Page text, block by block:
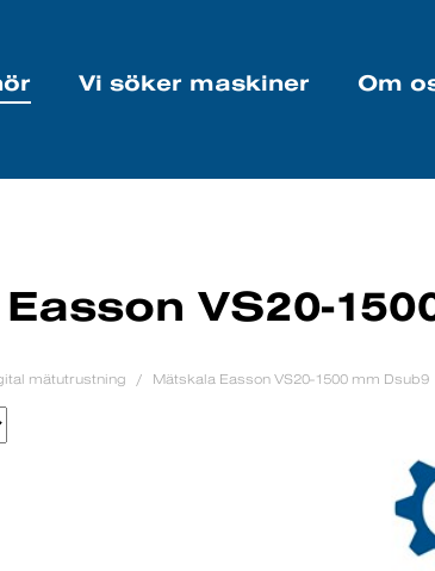
Vi söker maskiner Om
VS20-
mätutrustning Mätskala Easson VS20-1500 mm Dsub9